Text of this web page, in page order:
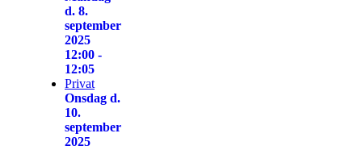
d. 8.
september
2025
12:00 -
12:05
Privat
Onsdag d.
10.
september
2025